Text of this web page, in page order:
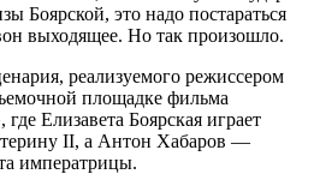
Боярской, это надо постараться
выходящее. Но так произошло.
реализуемого режиссером
площадке фильма
Елизавета Боярская играет
II, а Антон Хабаров —
императрицы.